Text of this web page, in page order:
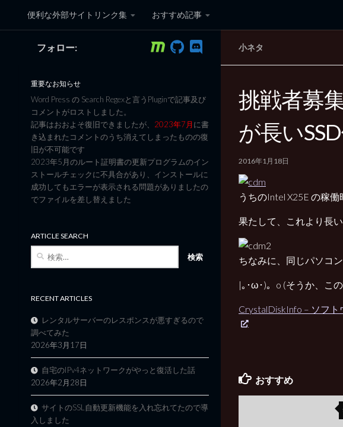
コンテンツへスキップ
便利な外部サイトリンク集 おすすめ記事
黒翼猫のコンピュータ日記
小ネタ
挑戦者募
が長い
2016年1月18日
うちのIntel X25E の稼
果たして、これより長
ちなみに、同じパソコ
|｡･ω･)。o (そうか、こ
CrystalDiskInfo – ソフ
おすすめ
フォロー:
重要なお知らせ
Word Press の Search Regexと言うPluginで記事及び
コメントがロストしました。
記事はおおよそ復旧できましたが、 2023年7月に書
き込まれたコメントのうち消えてしまったものの復
旧が不可能です
2023年5月のルート証明書の更新プログラムのイン
ストールチェックに不具合があり、インストールに
成功してもエラーが表示される問題がありましたの
でファイルを差し替えました
ARTICLE SEARCH
RECENT ARTICLES
レンタルサーバーのレスポンスが悪すぎるので
調べてみた
2026年3月17日
自宅のIPv4ネットワークがやっと復活した話
2026年2月28日
サイトのSSL自動更新機能を入れ忘れてたので導
入しました